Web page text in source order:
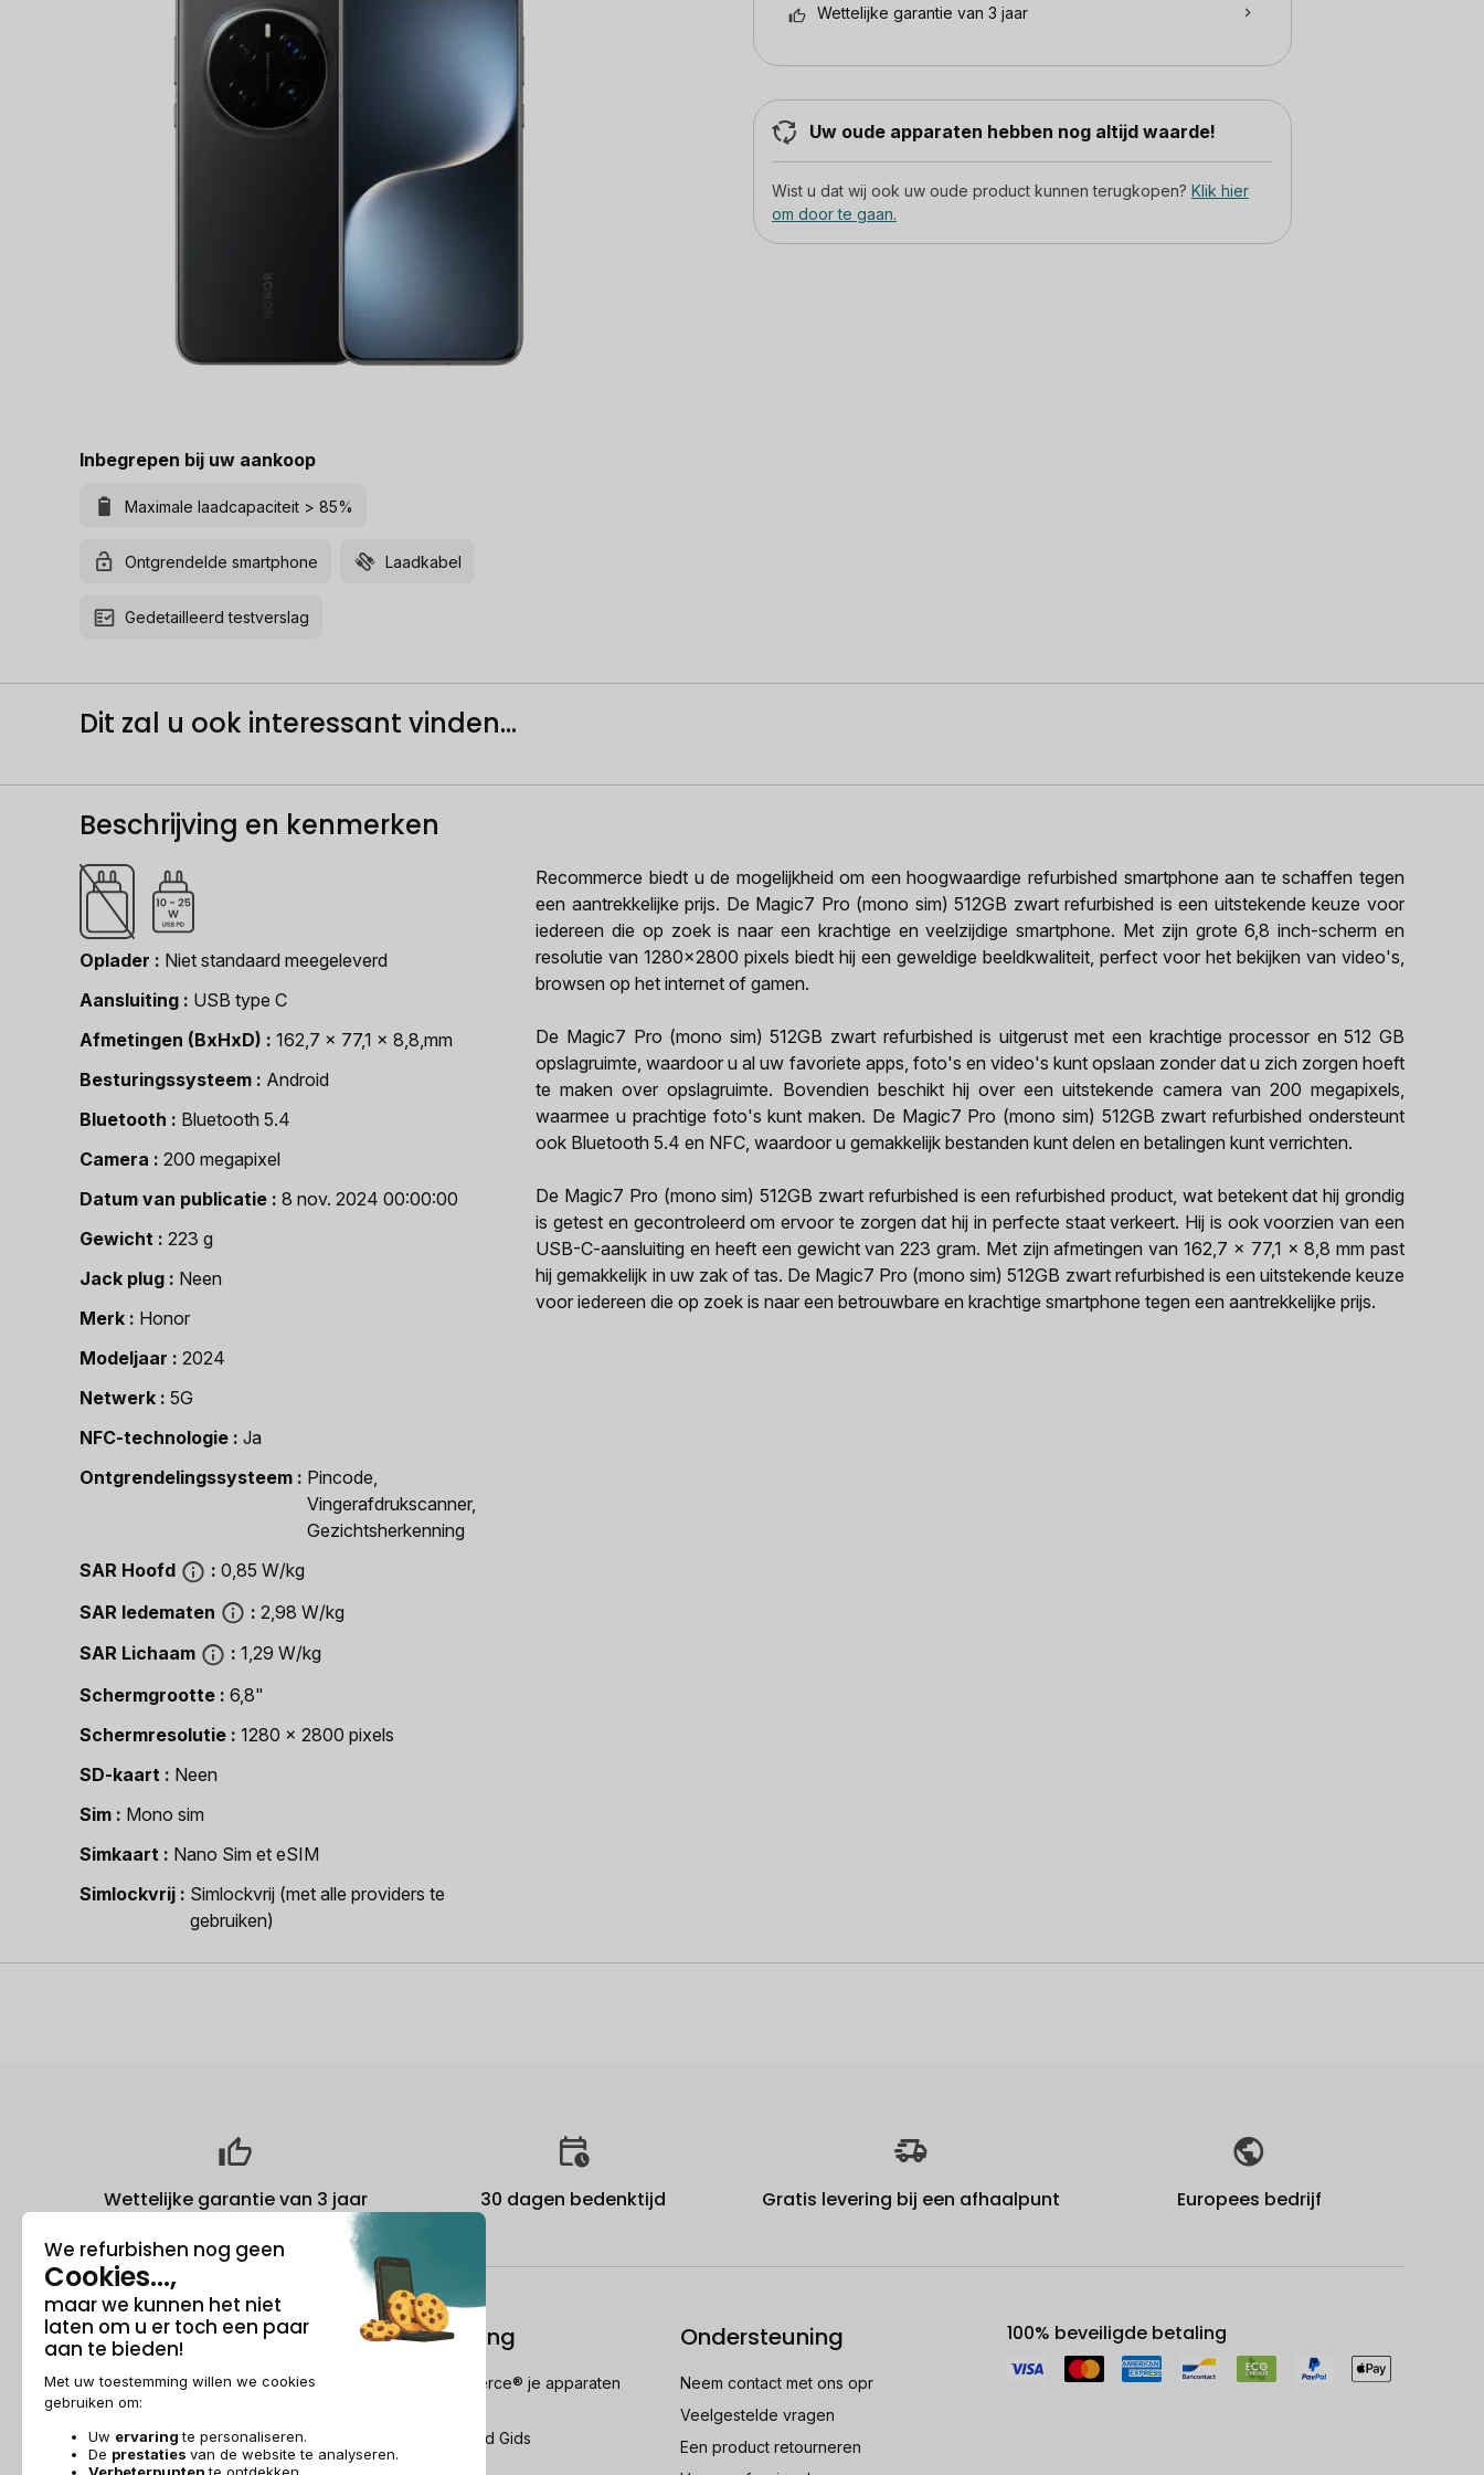
Inbegrepen bij uw aankoop
Maximale laadcapaciteit > 85%
Ontgrendelde smartphone Laadkabel
Gedetailleerd testverslag
Wettelijke garantie van 3 jaar
Uw oude apparaten hebben nog altijd waarde!
Wist u dat wij ook uw oude product kunnen terugkopen? Klik hier
om door te gaan.
Dit zal u ook interessant vinden...
Beschrijving en kenmerken
Oplader
Niet standaard meegeleverd
Aansluiting
USB type C
Afmetingen (BxHxD)
162,7 x 77,1 x 8,8,mm
Besturingssysteem
Android
Bluetooth
Bluetooth 5.4
Camera
200 megapixel
Datum van publicatie
8 nov. 2024 00:00:00
Gewicht
223 g
Jack plug
Neen
Merk
Honor
Modeljaar
2024
Netwerk
5G
NFC-technologie
Ja
Ontgrendelingssysteem
Pincode,
Vingerafdrukscanner,
Gezichtsherkenning
SAR Hoofd
0,85 W/kg
SAR ledematen
2,98 W/kg
SAR Lichaam
1,29 W/kg
Schermgrootte
6,8"
Schermresolutie
1280 x 2800 pixels
SD-kaart
Neen
Sim
Mono sim
Simkaart
Nano Sim et eSIM
Simlockvrij
Simlockvrij (met alle providers te
gebruiken)
Recommerce biedt u de mogelijkheid om een hoogwaardige refurbished smartphone aan te schaffen tegen
een aantrekkelijke prijs. De Magic7 Pro (mono sim) 512GB zwart refurbished is een uitstekende keuze voor
iedereen die op zoek is naar een krachtige en veelzijdige smartphone. Met zijn grote 6,8 inch-scherm en
resolutie van 1280x2800 pixels biedt hij een geweldige beeldkwaliteit, perfect voor het bekijken van video's,
browsen op het internet of gamen.
De Magic7 Pro (mono sim) 512GB zwart refurbished is uitgerust met een krachtige processor en 512 GB
opslagruimte, waardoor u al uw favoriete apps, foto's en video's kunt opslaan zonder dat u zich zorgen hoeft
te maken over opslagruimte. Bovendien beschikt hij over een uitstekende camera van 200 megapixels,
waarmee u prachtige foto's kunt maken. De Magic7 Pro (mono sim) 512GB zwart refurbished ondersteunt
ook Bluetooth 5.4 en NFC, waardoor u gemakkelijk bestanden kunt delen en betalingen kunt verrichten.
De Magic7 Pro (mono sim) 512GB zwart refurbished is een refurbished product, wat betekent dat hij grondig
is getest en gecontroleerd om ervoor te zorgen dat hij in perfecte staat verkeert. Hij is ook voorzien van een
USB-C-aansluiting en heeft een gewicht van 223 gram. Met zijn afmetingen van 162,7 x 77,1 x 8,8 mm past
hij gemakkelijk in uw zak of tas. De Magic7 Pro (mono sim) 512GB zwart refurbished is een uitstekende keuze
voor iedereen die op zoek is naar een betrouwbare en krachtige smartphone tegen een aantrekkelijke prijs.
Wettelijke garantie van 3 jaar 30 dagen bedenktijd Gratis levering bij een afhaalpunt Europees bedrijf
Over ons
Wie is Recommerce®?
Dit wordt over ons gezegd
Refurbishing
Hoe Recommerce® je apparaten
De Refurbished Gids
Ondersteuning
Neem contact met ons opr
Veelgestelde vragen
Een product retourneren
100% beveiligde betaling